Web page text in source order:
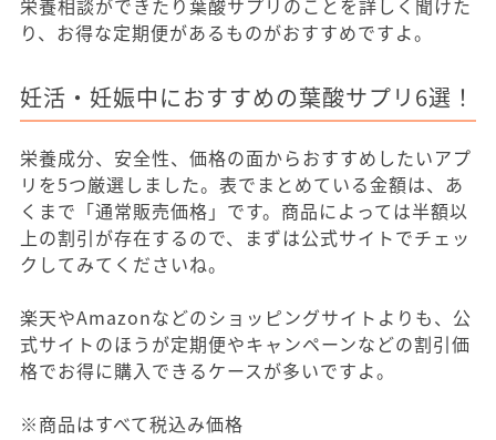
栄養相談ができたり葉酸サプリのことを詳しく聞けた
り、お得な定期便があるものがおすすめですよ。
妊活・妊娠中におすすめの葉酸サプリ6選！
栄養成分、安全性、価格の面からおすすめしたいアプ
リを5つ厳選しました。表でまとめている金額は、あ
くまで「通常販売価格」です。商品によっては半額以
上の割引が存在するので、まずは公式サイトでチェッ
クしてみてくださいね。
楽天やAmazonなどのショッピングサイトよりも、公
式サイトのほうが定期便やキャンペーンなどの割引価
格でお得に購入できるケースが多いですよ。
※商品はすべて税込み価格